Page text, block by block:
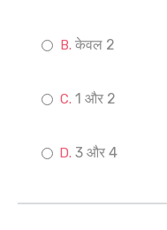
केवल 2
1 और 2
3 और 4